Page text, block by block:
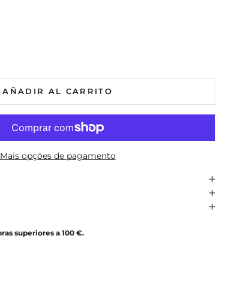
AÑADIR AL CARRITO
Mais opções de pagamento
superiores a 100 €.